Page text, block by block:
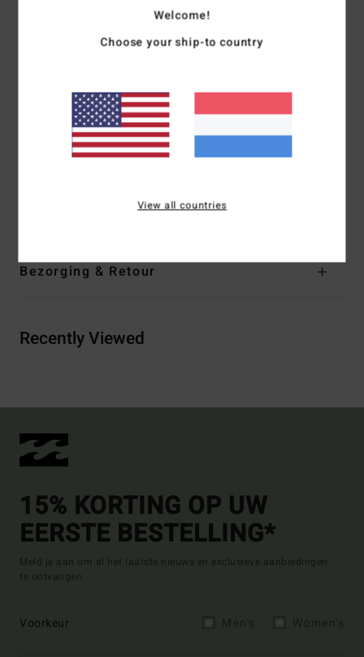
Return To Paradise-collectie
Relaxed model
Mouwen:Korte fladderende mouwen
Sluiting:Knoopsluiting op de voorkant
Logo:Metalen plaatje
Andere kenmerken:Knoopsluiting op de voorkant
100% viscose
Bezorging & Retour
Recently Viewed
15% KORTING OP UW
EERSTE BESTELLING*
Meld je aan om al het laatste nieuws en exclusieve aanbiedingen
te ontvangen.
Voorkeur
Welcome!
Choose your ship-to country
View all countries